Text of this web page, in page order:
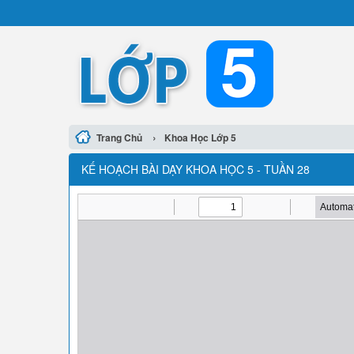
Trang Chủ › Khoa Học Lớp 5
KẾ HOẠCH BÀI DẠY KHOA HỌC 5 - TUẦN 28